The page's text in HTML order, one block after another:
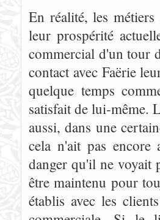
En réalité, les
leur prospérité
commercial d'un tour
contact avec Faërie
quelque temps
satisfait de lui-même.
aussi, dans une
cela n'ait pas
danger qu'il ne voyait
être maintenu pour
établis avec les